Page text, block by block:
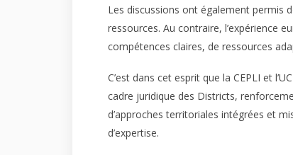
Les discussions ont également permis
ressources. Au contraire, l’expérience
compétences claires, de ressources
C’est dans cet esprit que la CEPLI et
cadre juridique des Districts,
d’approches territoriales intégrées et
d’expertise.